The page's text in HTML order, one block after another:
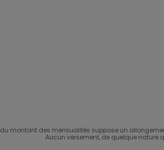
montant des mensualités suppose un
Aucun versement, de quelque nature